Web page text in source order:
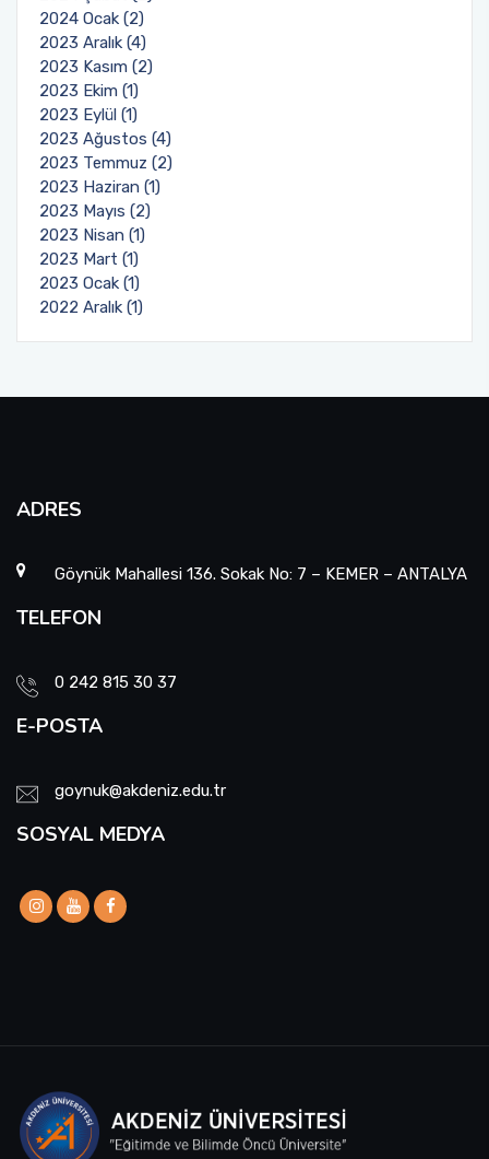
2024 Ocak (2)
2023 Aralık (4)
2023 Kasım (2)
2023 Ekim (1)
2023 Eylül (1)
2023 Ağustos (4)
2023 Temmuz (2)
2023 Haziran (1)
2023 Mayıs (2)
2023 Nisan (1)
2023 Mart (1)
2023 Ocak (1)
2022 Aralık (1)
ADRES
Göynük Mahallesi 136. Sokak No: 7 – KEMER – ANTALYA
TELEFON
0 242 815 30 37
E-POSTA
goynuk@akdeniz.edu.tr
SOSYAL MEDYA